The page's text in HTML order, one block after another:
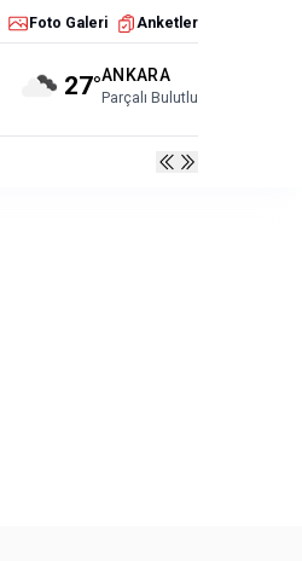
Foto Galeri Anketler
27°ANKARA
Parçalı Bulutlu